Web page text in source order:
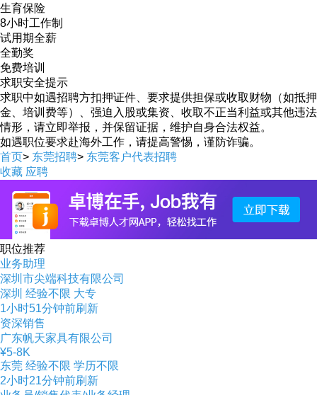
生育保险
8小时工作制
试用期全薪
全勤奖
免费培训
求职安全提示
求职中如遇招聘方扣押证件、要求提供担保或收取财物（如抵押
金、培训费等）、强迫入股或集资、收取不正当利益或其他违法
情形，请立即举报，并保留证据，维护自身合法权益。
如遇职位要求赴海外工作，请提高警惕，谨防诈骗。
首页> 东莞招聘> 东莞客户代表招聘
收藏 应聘
职位推荐
业务助理
深圳市尖端科技有限公司
深圳 经验不限 大专
1小时51分钟前刷新
资深销售
广东帆天家具有限公司
¥5-8K
东莞 经验不限 学历不限
2小时21分钟前刷新